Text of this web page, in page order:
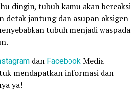
dingin, tubuh kamu akan bereaksi
detak jantung dan asupan oksigen
tubuh menjadi waspada
dan FacebookMedia
mendapatkan informasi dan
ya!